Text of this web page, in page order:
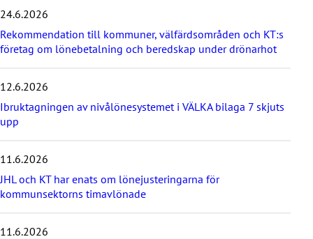
r
d
e
n
a
s
e
n
y
h
e
t
e
24.6.2026
Rekommendation till kommuner, välfärdsområden och KT:s
företag om lönebetalning och beredskap under drönarhot
12.6.2026
Ibruktagningen av nivålönesystemet i VÄLKA bilaga 7 skjuts
upp
11.6.2026
JHL och KT har enats om lönejusteringarna för
kommunsektorns timavlönade
11.6.2026